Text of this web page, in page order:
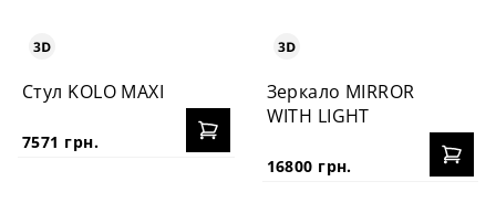
Стул KOLO MAXI
7571 грн.
Зеркало MIRROR
WITH LIGHT
16800 грн.